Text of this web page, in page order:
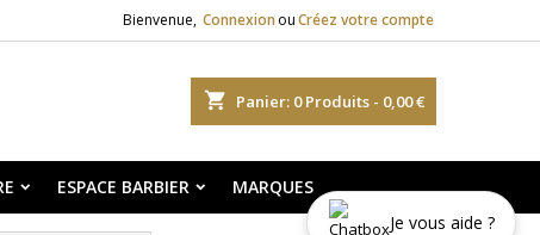
Bienvenue, Connexion ouCréez votre compte
shopping_cart Panier: 0Produits - 0,00 €
ESPACE BARBIER MARQUES
Je vous aide ?